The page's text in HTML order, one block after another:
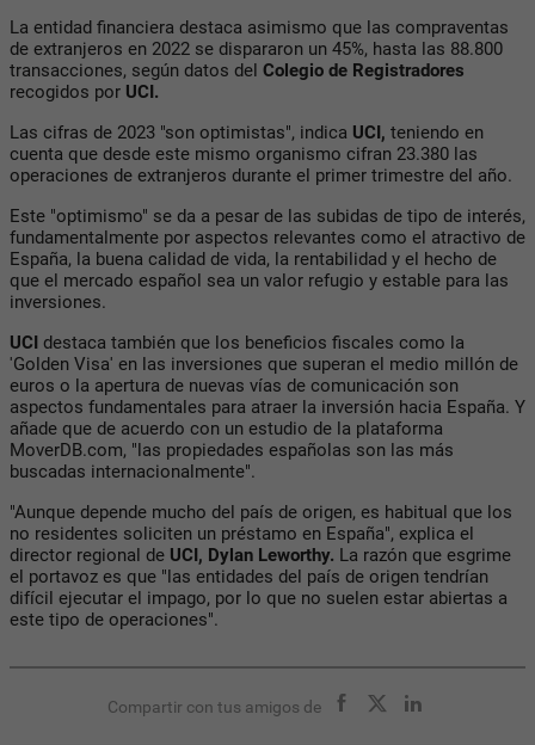
La entidad financiera destaca asimismo que las compraventas
de extranjeros en 2022 se dispararon un 45%, hasta las 88.800
transacciones, según datos del Colegio de Registradores
recogidos por UCI.
Las cifras de 2023 "son optimistas", indica UCI, teniendo en
cuenta que desde este mismo organismo cifran 23.380 las
operaciones de extranjeros durante el primer trimestre del año.
Este "optimismo" se da a pesar de las subidas de tipo de interés,
fundamentalmente por aspectos relevantes como el atractivo de
España, la buena calidad de vida, la rentabilidad y el hecho de
que el mercado español sea un valor refugio y estable para las
inversiones.
UCI destaca también que los beneficios fiscales como la
'Golden Visa' en las inversiones que superan el medio millón de
euros o la apertura de nuevas vías de comunicación son
aspectos fundamentales para atraer la inversión hacia España. Y
añade que de acuerdo con un estudio de la plataforma
MoverDB.com, "las propiedades españolas son las más
buscadas internacionalmente".
"Aunque depende mucho del país de origen, es habitual que los
no residentes soliciten un préstamo en España", explica el
director regional de UCI, Dylan Leworthy. La razón que esgrime
el portavoz es que "las entidades del país de origen tendrían
difícil ejecutar el impago, por lo que no suelen estar abiertas a
este tipo de operaciones".
Compartir con tus amigos de